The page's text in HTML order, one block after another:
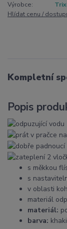
Výrobce:
Hlídat cenu /
Kompletní
Popis
s měkkou
s
v oblasti
materiál
materiál:
barva: